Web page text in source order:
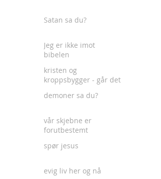
Satan sa du?
Jeg er ikke imot
bibelen
kristen og
kroppsbygger - går det
demoner sa du?
vår skjebne er
forutbestemt
spør jesus
evig liv her og nå